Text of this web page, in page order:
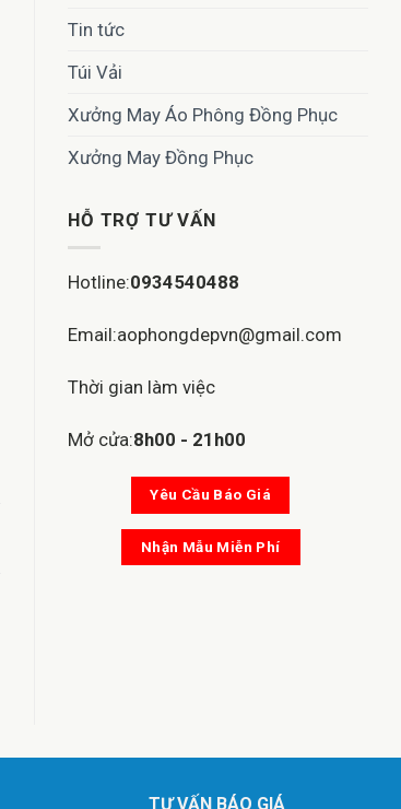
Tin tức
Túi Vải
Xưởng May Áo Phông Đồng Phục
Xưởng May Đồng Phục
HỖ TRỢ TƯ VẤN
Hotline:0934540488
Email:aophongdepvn@gmail.com
Thời gian làm việc
Mở cửa:8h00 - 21h00
Yêu Cầu Báo Giá
Nhận Mẫu Miễn Phí
TƯ VẤN BÁO GIÁ